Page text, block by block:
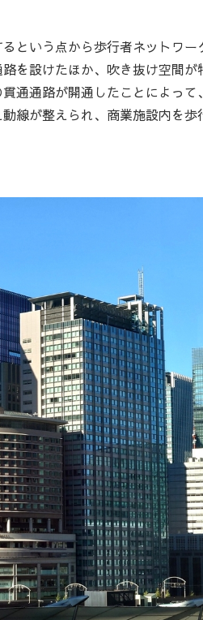
という点から歩行者ネットワー
を設けたほか、吹き抜け空間が
通通路が開通したことによって
線が整えられ、商業施設内を歩